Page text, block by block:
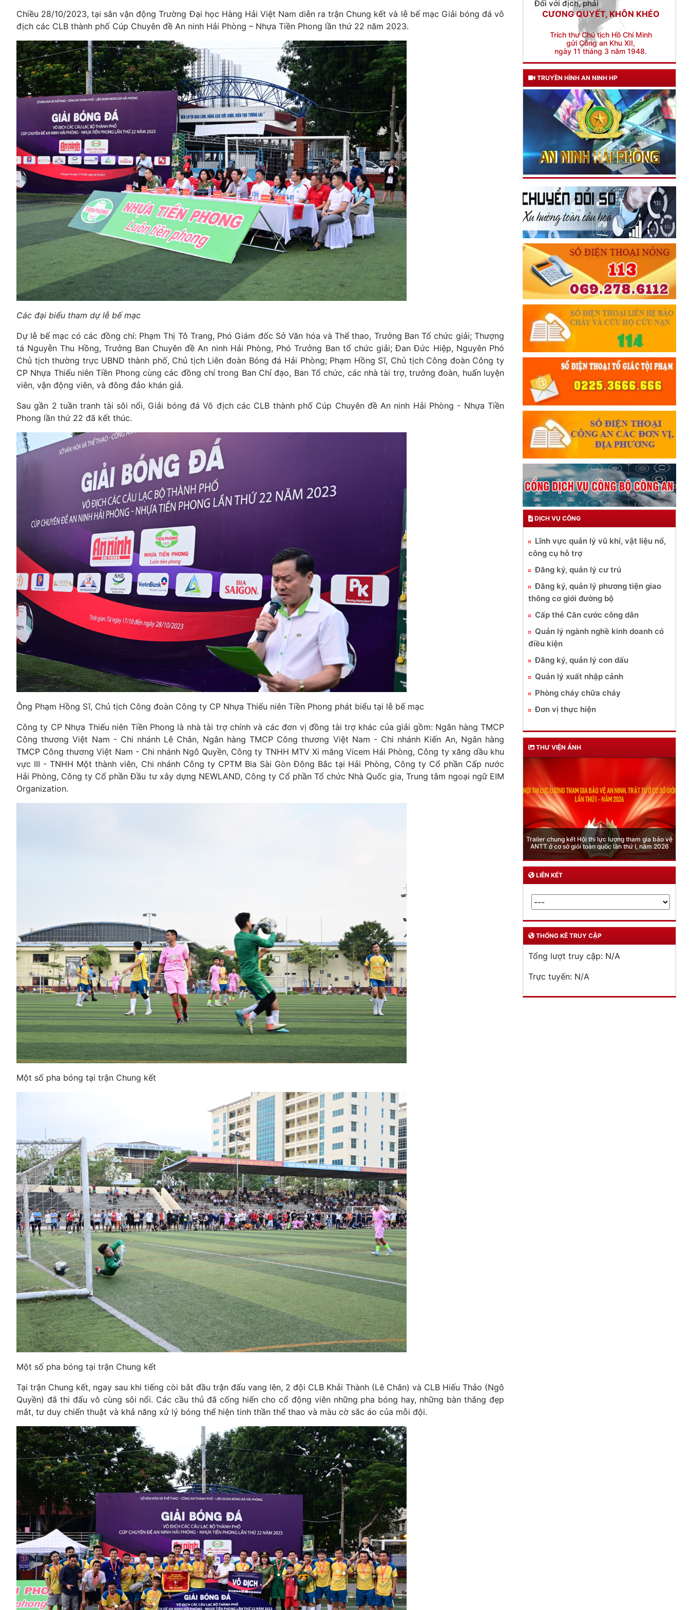
Chiều 28/10/2023, tại sân vận động Trường Đại học Hàng Hải Việt Nam diễn ra trận Chung kết và lễ bế mạc Giải bóng đá vô
địch các CLB thành phố Cúp Chuyên đề An ninh Hải Phòng – Nhựa Tiền Phong lần thứ 22 năm 2023.
Các đại biểu tham dự lễ bế mạc
Dự lễ bế mạc có các đồng chí: Phạm Thị Tô Trang, Phó Giám đốc Sở Văn hóa và Thể thao, Trưởng Ban Tổ chức giải; Thượng
tá Nguyễn Thu Hồng, Trưởng Ban Chuyên đề An ninh Hải Phòng, Phó Trưởng Ban tổ chức giải; Đan Đức Hiệp, Nguyên Phó
Chủ tịch thường trực UBND thành phố, Chủ tịch Liên đoàn Bóng đá Hải Phòng; Phạm Hồng Sĩ, Chủ tịch Công đoàn Công ty
CP Nhựa Thiếu niên Tiền Phong cùng các đồng chí trong Ban Chỉ đạo, Ban Tổ chức, các nhà tài trợ, trưởng đoàn, huấn luyện
viên, vận động viên, và đông đảo khán giả.
Sau gần 2 tuần tranh tài sôi nổi, Giải bóng đá Vô địch các CLB thành phố Cúp Chuyên đề An ninh Hải Phòng - Nhựa Tiền
Phong lần thứ 22 đã kết thúc.
Ông Phạm Hồng Sĩ, Chủ tịch Công đoàn Công ty CP Nhựa Thiếu niên Tiền Phong phát biểu tại lễ bế mạc
Công ty CP Nhựa Thiếu niên Tiền Phong là nhà tài trợ chính và các đơn vị đồng tài trợ khác của giải gồm: Ngân hàng TMCP
Công thương Việt Nam - Chi nhánh Lê Chân, Ngân hàng TMCP Công thương Việt Nam - Chi nhánh Kiến An, Ngân hàng
TMCP Công thương Việt Nam - Chi nhánh Ngô Quyền, Công ty TNHH MTV Xi măng Vicem Hải Phòng, Công ty xăng dầu khu
vực III - TNHH Một thành viên, Chi nhánh Công ty CPTM Bia Sài Gòn Đông Bắc tại Hải Phòng, Công ty Cổ phần Cấp nước
Hải Phòng, Công ty Cổ phần Đầu tư xây dựng NEWLAND, Công ty Cổ phần Tổ chức Nhà Quốc gia, Trung tâm ngoại ngữ EIM
Organization.
Một số pha bóng tại trận Chung kết
Một số pha bóng tại trận Chung kết
Tại trận Chung kết, ngay sau khi tiếng còi bắt đầu trận đấu vang lên, 2 đội CLB Khải Thành (Lê Chân) và CLB Hiếu Thảo (Ngô
Quyền) đã thi đấu vô cùng sôi nổi. Các cầu thủ đã cống hiến cho cổ động viên những pha bóng hay, những bàn thắng đẹp
mắt, tư duy chiến thuật và khả năng xử lý bóng thể hiện tinh thần thể thao và màu cờ sắc áo của mỗi đội.
TRUYỀN HÌNH AN NINH HP
DỊCH VỤ CÔNG
Lĩnh vực quản lý vũ khí, vật liệu nổ,
công cụ hỗ trợ
Đăng ký, quản lý cư trú
Đăng ký, quản lý phương tiện giao
thông cơ giới đường bộ
Cấp thẻ Căn cước công dân
Quản lý ngành nghề kinh doanh có
điều kiện
Đăng ký, quản lý con dấu
Quản lý xuất nhập cảnh
Phòng cháy chữa cháy
Đơn vị thực hiện
THƯ VIỆN ẢNH
Phòng Quản lý xuất nhập cảnh: Hướng dẫn những
quy định mới trong lĩnh vực xuất cảnh, nhập cảnh
của công dân việt nam từ ngày 01/7/2026
LIÊN KẾT
THỐNG KÊ TRUY CẬP
Tổng lượt truy cập: N/A
Trực tuyến: N/A